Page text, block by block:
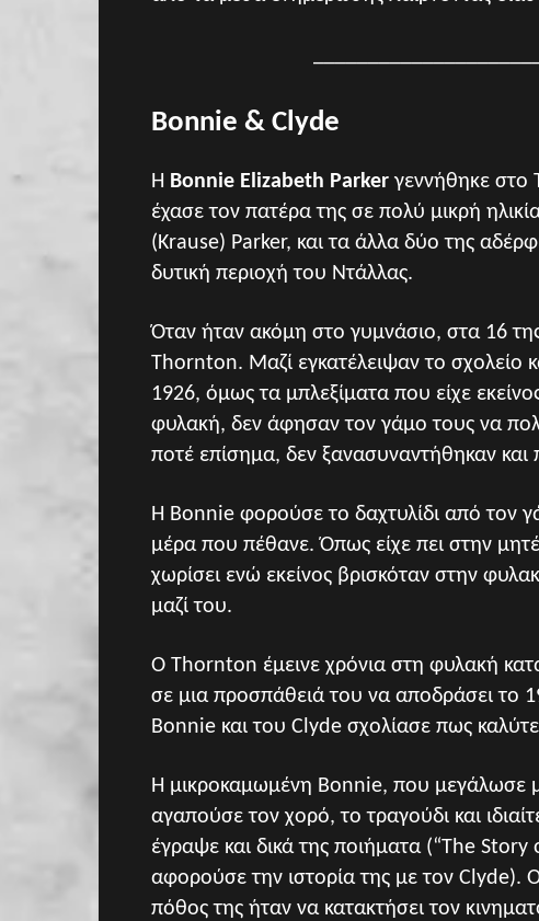
Bonnie & Clyde
Η Bonnie Elizabeth Parker γεννήθηκε στο
έχασε τον πατέρα της σε πολύ μικρή
(Krause) Parker, και τα άλλα δύο της
δυτική περιοχή του Ντάλλας.
Όταν ήταν ακόμη στο γυμνάσιο, στα 16
Thornton. Μαζί εγκατέλειψαν το σχολείο
1926, όμως τα μπλεξίματα που είχε
φυλακή, δεν άφησαν τον γάμο τους να
ποτέ επίσημα, δεν ξανασυναντήθηκαν και
Η Bonnie φορούσε το δαχτυλίδι από τον
μέρα που πέθανε. Όπως είχε πει στην
χωρίσει ενώ εκείνος βρισκόταν στην
μαζί του.
O Thornton έμεινε χρόνια στη φυλακή
σε μια προσπάθειά του να αποδράσει το
Bonnie και του Clyde σχολίασε πως
Η μικροκαμωμένη Bonnie, που μεγάλωσε
αγαπούσε τον χορό, το τραγούδι και
έγραψε και δικά της ποιήματα (“The
αφορούσε την ιστορία της με τον Clyde).
πόθος της ήταν να κατακτήσει τον